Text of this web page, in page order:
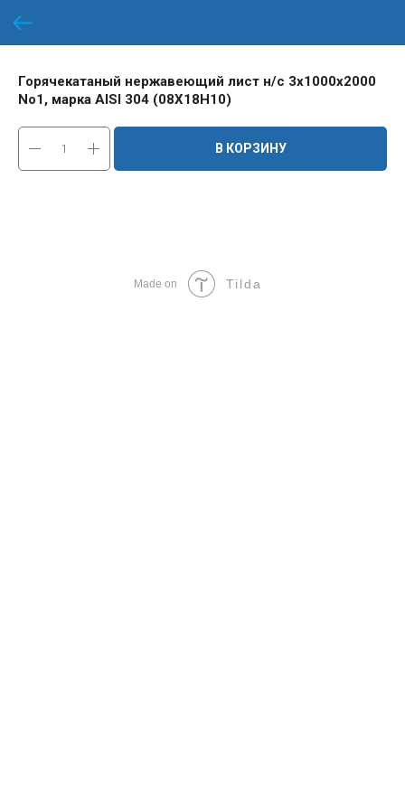
Горячекатаный нержавеющий лист н/с 3х1000х2000
No1, марка AISI 304 (08Х18Н10)
В КОРЗИНУ
Made on Tilda